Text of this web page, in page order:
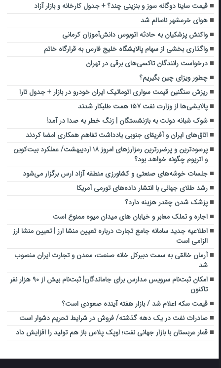
قیمت ساینا دوگانه سوز و بنزینی چند؟ + جدول کارخانه و بازار آزاد
هوای خرمشهر ناسالم شد
واکنش پزشکیان به حادثه اتوبوس دانش‌آموزان کرمانی
واگذاری بخشی از سهام پالایشگاه خلیج‌ فارس به قرارگاه خاتم‌
درخواست رانندگان تاکسی‌های برقی در تهران
چطور ویزای چین بگیریم؟
ریزش سنگنین قیمت سواری اتوماتیک ایران خودرو در بازار + جدول تارا
پالایشی‌ها از وزارت نفت ۱۵۷ همت طلبکار شدند
شوک شبانه دولت به بازنشستگان | زنگ خطر به صدا در آمد!
اتاق‌های ایران و آفریقای جنوبی یادداشت تفاهم همکاری امضا کردند
پرسودترین و پرضررترین رمزارز‌های امروز ۱۸ اردیبهشت/ عملکرد بیت‌کوین
و اتریوم چگونه خواهد بود؟
جلسات خوشه‌های صنعتی و کشاورزی منطقه آزاد ارس برگزار می‌شود
رشد طلای جهانی با انتشار داده‌های تورمی آمریکا
پزشک شدن چقدر هزینه دارد؟
اجاره و تملک معابر و خیابان های میدان میوه ممنوع است
اطلاعیه جدید سامانه جامع تجارت درباره تعیین منشا ارز | تعیین منشا ارز
الزامی است
آرمان خالقی به سمت دبیرکل خانه صنعت، معدن و تجارت ایران منصوب
شد
امکان ثبت‌نام سرویس مدارس برای جاماندگان| ثبت‌نام بیش از ۹۰ هزار نفر
تاکنون
قیمت سکه اعلام شد / بازار هفته آینده صعودی است؟
صادرات نفت در یک دهه گذشته/ فروش در شرایط تحریم دشوار است
قمار عربستان با بازار جهانی نفت؛ اوپک پلاس باز هم تولید را افزایش داد